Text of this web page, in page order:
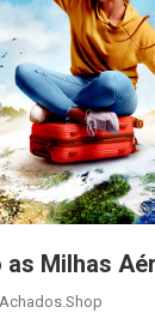
as Milhas
Achados.Shop